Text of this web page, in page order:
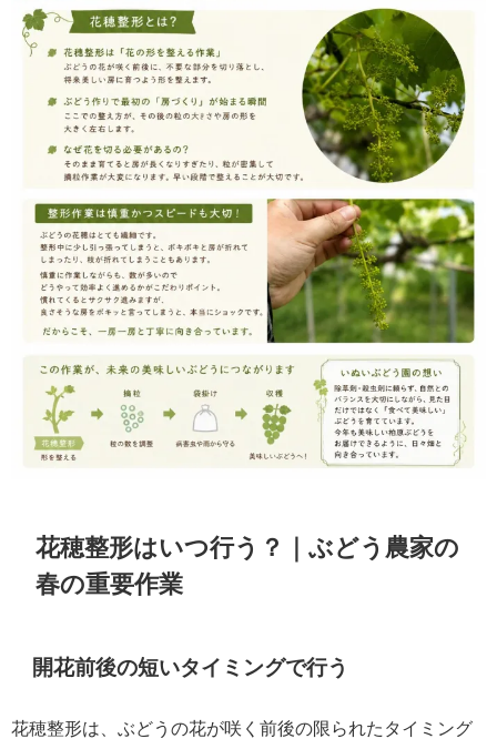
花穂整形はいつ行う？｜ぶどう農家の
春の重要作業
開花前後の短いタイミングで行う
花穂整形は、ぶどうの花が咲く前後の限られたタイミング